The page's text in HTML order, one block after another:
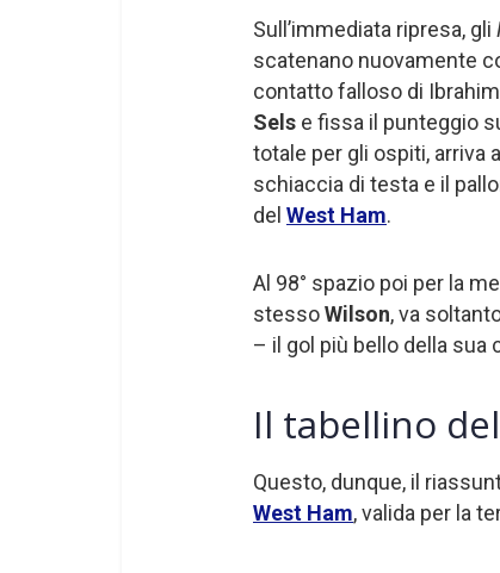
Sull’immediata ripresa, gli
scatenano nuovamente
contatto falloso di
Sels e fissa il punteggio
totale per gli ospiti, arriva
schiaccia di testa e il
del West Ham.
Al 98° spazio poi per la
stessoWilson, va
– il gol più bello della sua
Il tabellino
Questo, dunque, il
West Ham, valida per la